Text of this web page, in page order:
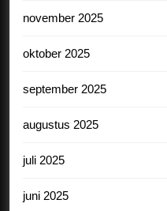
november 2025
oktober 2025
september 2025
augustus 2025
juli 2025
juni 2025